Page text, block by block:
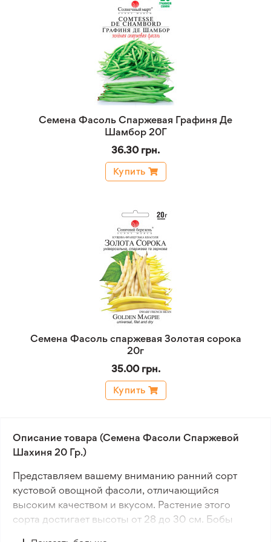
Семена Фасоль Спаржевая Графиня Де
Шамбор 20Г
36.30 грн.
Купить
Семена Фасоль спаржевая Золотая сорока
20г
35.00 грн.
Купить
Описание товара (Семена Фасоли Спаржевой
Шахиня 20 Гр.)
Представляем вашему вниманию ранний сорт
кустовой овощной фасоли, отличающийся
высоким качеством и вкусом. Растение этого
сорта достигает высоты от 28 до 30 см. Бобы